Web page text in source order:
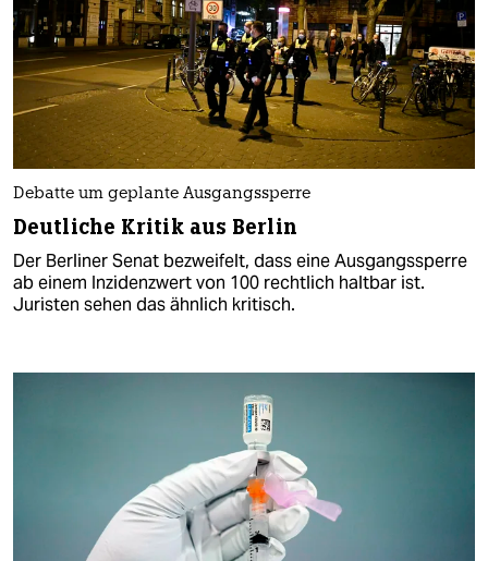
Debatte um geplante Ausgangssperre
Deutliche Kritik aus Berlin
Der Berliner Senat bezweifelt, dass eine Ausgangssperre
ab einem Inzidenzwert von 100 rechtlich haltbar ist.
Juristen sehen das ähnlich kritisch.